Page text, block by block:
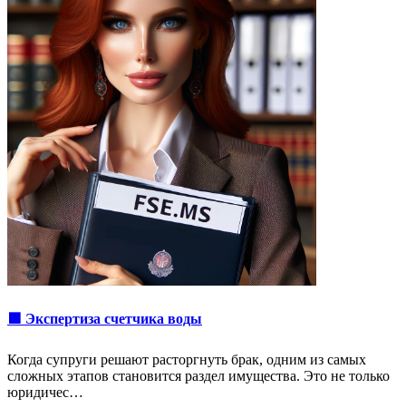
🟩 Экспертиза счетчика воды
Когда супруги решают расторгнуть брак, одним из самых
сложных этапов становится раздел имущества. Это не только
юридичес…